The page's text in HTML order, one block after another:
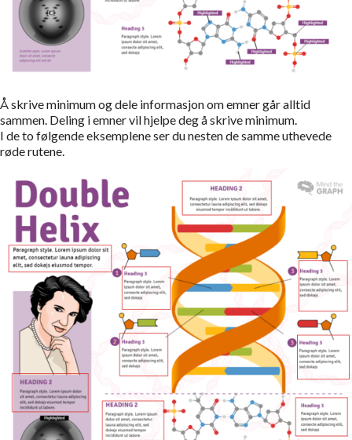
Å skrive minimum og dele informasjon om emner går alltid
sammen. Deling i emner vil hjelpe deg å skrive minimum.
I de to følgende eksemplene ser du nesten de samme uthevede
røde rutene.